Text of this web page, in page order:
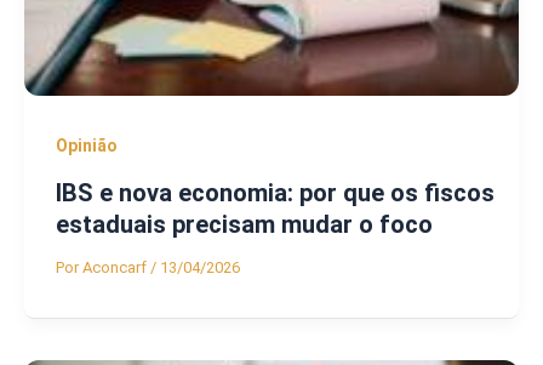
Opinião
IBS e nova economia: por que os fiscos
estaduais precisam mudar o foco
PorAconcarf / 13/04/2026